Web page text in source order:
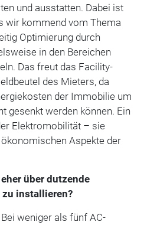
und ausstatten. Dabei ist
wir kommend vom Thema
Optimierung durch
in den Bereichen
Das freut das Facility-
des Mieters, da
der Immobilie um
gesenkt werden können. Ein
Elektromobilität – sie
Aspekte der
über dutzende
zu installieren?
weniger als fünf AC-